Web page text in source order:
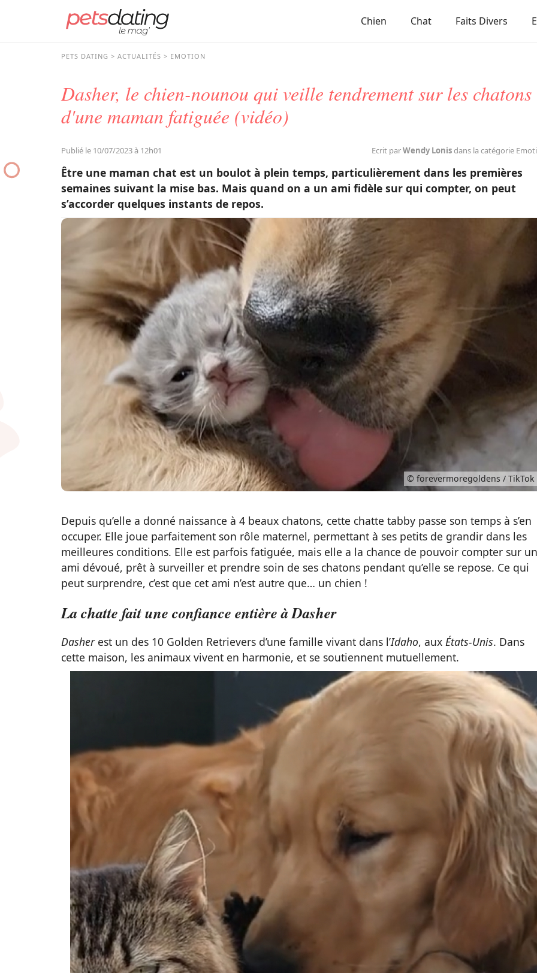
Chien Chat Faits Divers
PETS DATING ACTUALITÉS EMOTION
Dasher, le chien-nounou qui veille tendrement sur les chatons
d'une maman fatiguée (vidéo)
Publié le 10/07/2023 à 12h01 Ecrit parWendy Lonisdans la catégorie
Être une maman chat est un boulot à plein temps, particulièrement dans les premières
semaines suivant la mise bas. Mais quand on a un ami fidèle sur qui compter, on peut
s’accorder quelques instants de repos.
© forevermoregoldens / TikTok
Depuis qu’elle a donné naissance à 4 beaux chatons, cette chatte tabby passe son temps à s’en
occuper. Elle joue parfaitement son rôle maternel, permettant à ses petits de grandir dans les
meilleures conditions. Elle est parfois fatiguée, mais elle a la chance de pouvoir compter sur un
ami dévoué, prêt à surveiller et prendre soin de ses chatons pendant qu’elle se repose. Ce qui
peut surprendre, c’est que cet ami n’est autre que… un chien !
La chatte fait une confiance entière à Dasher
Dasherest un des 10 Golden Retrievers d’une famille vivant dans l’Idaho, aux États-Unis. Dans
cette maison, les animaux vivent en harmonie, et se soutiennent mutuellement.